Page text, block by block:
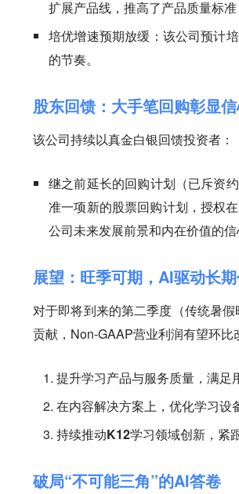
扩展产品线，推高了产品质量标
培优增速预期放缓： 该公司预计
的节奏。
股东回馈：大手笔回购彰显
该公司持续以真金白银回馈投资者：
继之前延长的回购计划（已斥资
准一项新的股票回购计划，授权
公司未来发展前景和内在价值的信
展望：旺季可期，AI驱动长
对于即将到来的第二季度（传统暑
贡献，Non-GAAP营业利润有望环比
提升学习产品与服务质量 ，满足
在内容解决方案上，优化学习设
持续推动K12学习领域创新 ，紧
破局“不可能三角”的AI答卷